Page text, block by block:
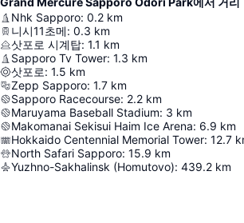
Nhk Sapporo: 0.2 km
니시11초메: 0.3 km
삿포로 시계탑: 1.1 km
Sapporo Tv Tower: 1.3 km
삿포로: 1.5 km
Zepp Sapporo: 1.7 km
Sapporo Racecourse: 2.2 km
Maruyama Baseball Stadium: 3 km
Makomanai Sekisui Haim Ice Arena: 6.9 km
Hokkaido Centennial Memorial Tower: 12.7
North Safari Sapporo: 15.9 km
Yuzhno-Sakhalinsk (Homutovo): 439.2 km